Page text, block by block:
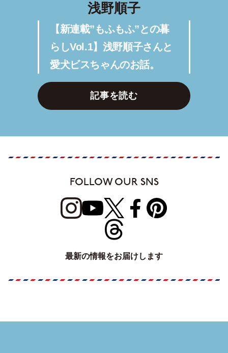
浅野順子
【新連載”もふもふ”との暮
らしVol.1】浅野順子さんと
愛犬ビスちゃんのお話。
記事を読む
FOLLOW OUR SNS
最新の情報をお届けします